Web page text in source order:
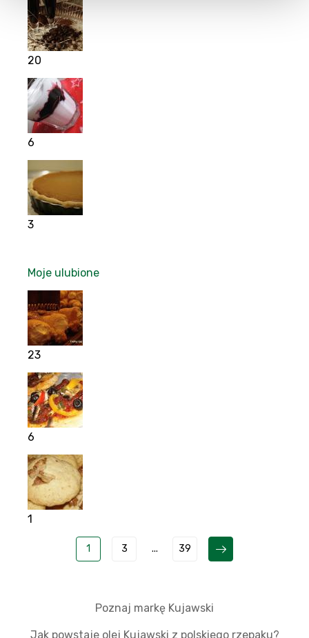
20
6
3
Moje ulubione
23
6
1
1 3 ... 39
Poznaj markę Kujawski
Jak powstaje olej Kujawski z polskiego rzepaku?